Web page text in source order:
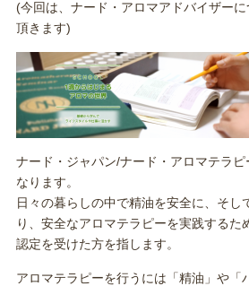
(今回は、ナード・アロマアドバイザー
頂きます)
ナード・ジャパン/ナード・アロマテラ
なります。
日々の暮らしの中で精油を安全に、そし
り、安全なアロマテラピーを実践するた
認定を受けた方を指します。
アロマテラピーを行うには「精油」や「